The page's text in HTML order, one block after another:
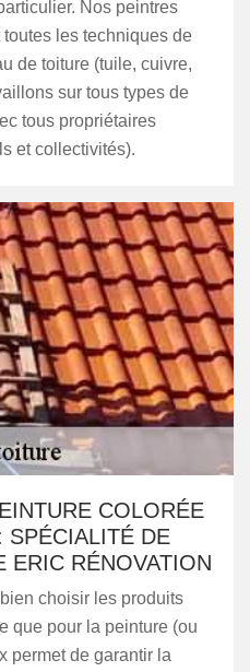
Nos peintres
les techniques de
de toiture (tuile, cuivre,
sur tous types de
tous propriétaires
et collectivités).
COLORÉE
SPÉCIALITÉ DE
ERIC RÉNOVATION
choisir les produits
que pour la peinture (ou
permet de garantir la